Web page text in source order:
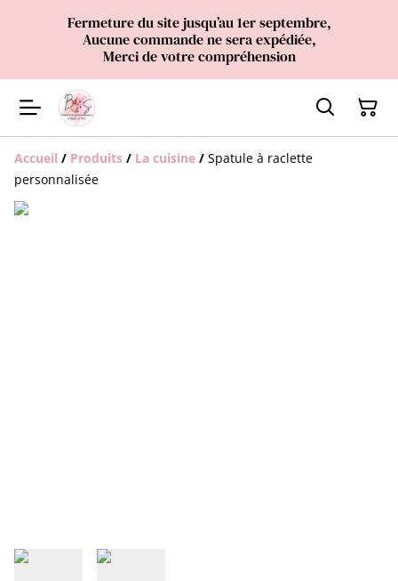
Fermeture du site jusqu’au 1er septembre,
Aucune commande ne sera expédiée,
Merci de votre compréhension
Accueil / Produits / La cuisine / Spatule à raclette
personnalisée